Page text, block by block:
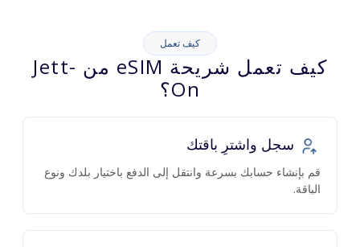
كيف تعمل
كيف تعمل شريحة eSIM من Jett-
On؟
سجل واشترِ باقتك
قم بإنشاء حسابك بسرعة وانتقل إلى الدفع باختيار بلدك ونوع
الباقة.